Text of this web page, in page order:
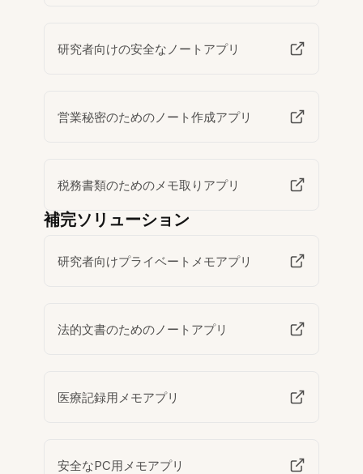
研究者向けの安全なノートアプリ
営業秘密のためのノート作成アプリ
税務書類のためのメモ取りアプリ
補完ソリューション
研究者向けプライベートメモアプリ
法的文書のためのノートアプリ
医療記録用メモアプリ
安全なPC用メモアプリ